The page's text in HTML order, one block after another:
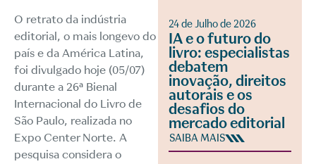
O retrato da indústria
editorial, o mais longevo do
país e da América Latina,
foi divulgado hoje (05/07)
durante a 26ª Bienal
Internacional do Livro de
São Paulo, realizada no
Expo Center Norte. A
pesquisa considera o
24 de Julho de 2026
IA e o futuro do
livro: especialistas
debatem
inovação, direitos
autorais e os
desafios do
mercado editorial
SAIBA MAIS